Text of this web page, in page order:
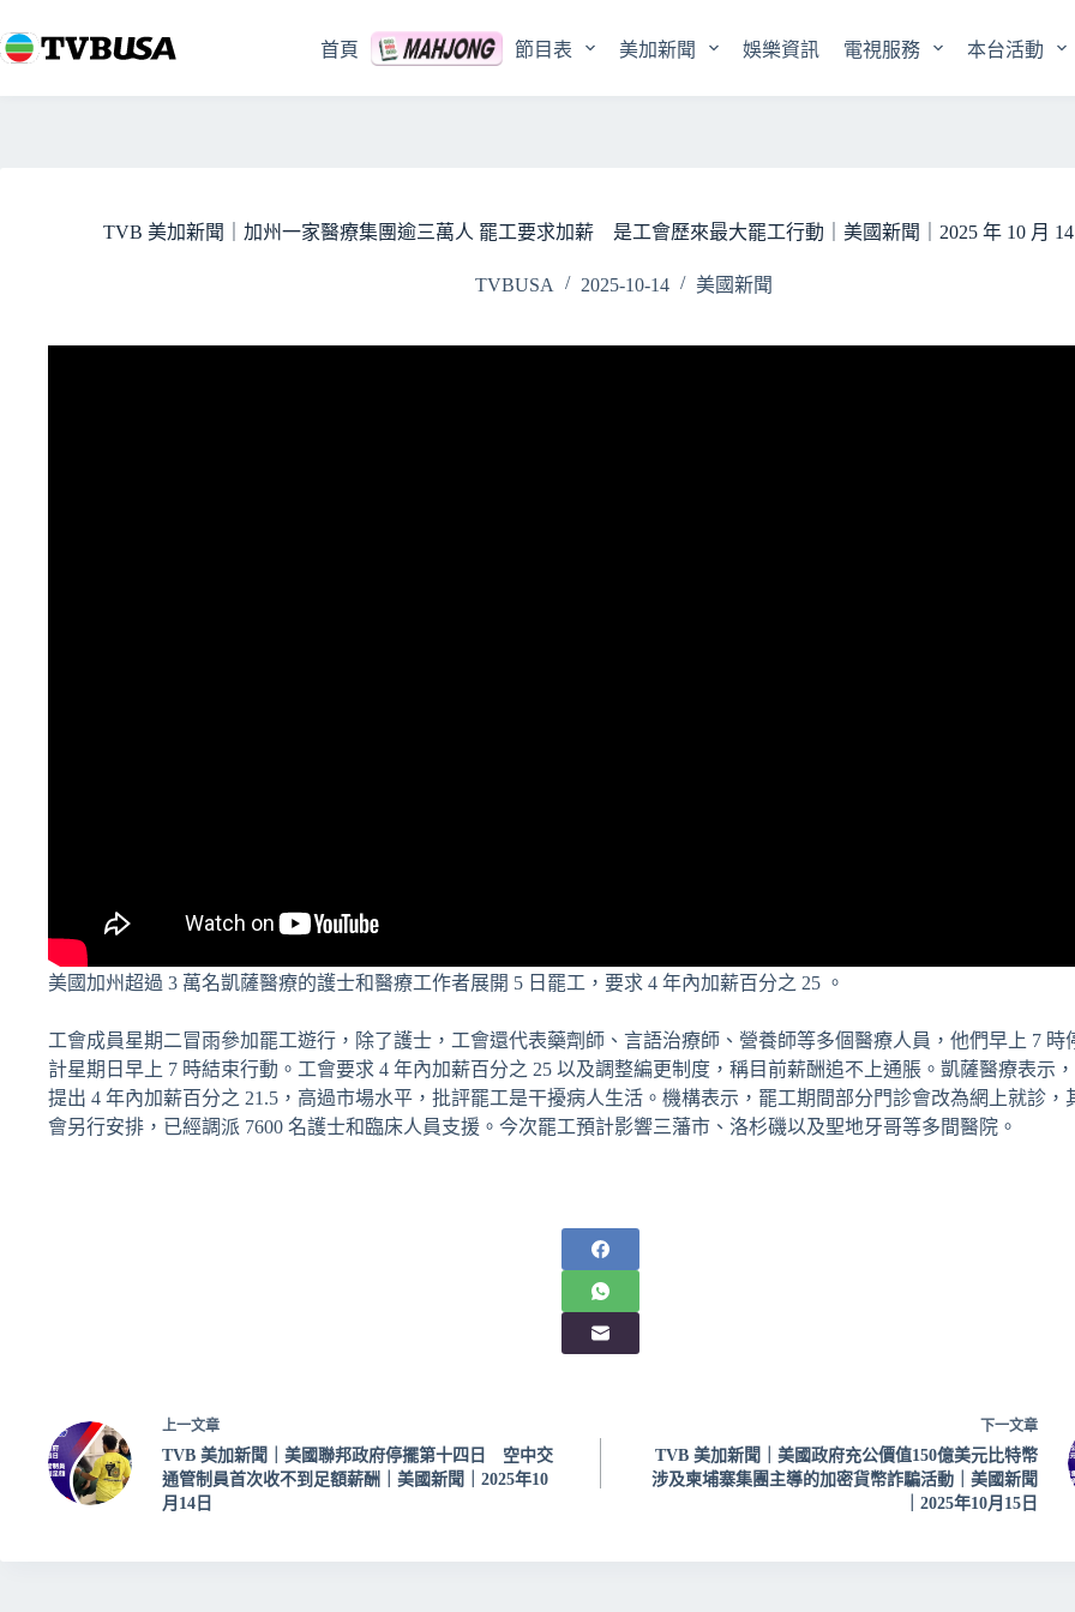
至
要
首頁 節目表 美加新聞 娛樂資訊 電視服務 本台活動
TVB 美加新聞｜加州一家醫療集團逾三萬人 罷工要求加薪 是工會歷來最大罷工行動｜美國新聞｜2025 年 10 月
TVBUSA 2025-10-14 美國新聞
美國加州超過 3 萬名凱薩醫療的護士和醫療工作者展開 5 日罷工，要求 4 年內加薪百分之 25 。
工會成員星期二冒雨參加罷工遊行，除了護士，工會還代表藥劑師、言語治療師、營養師等多個醫療人員，他們早上 7 時
計星期日早上 7 時結束行動。工會要求 4 年內加薪百分之 25 以及調整編更制度，稱目前薪酬追不上通脹。凱薩醫療表示
提出 4 年內加薪百分之 21.5，高過市場水平，批評罷工是干擾病人生活。機構表示，罷工期間部分門診會改為網上就診，
會另行安排，已經調派 7600 名護士和臨床人員支援。今次罷工預計影響三藩市、洛杉磯以及聖地牙哥等多間醫院。
上一文章
TVB 美加新聞｜美國聯邦政府停擺第十四日 空中交
通管制員首次收不到足額薪酬｜美國新聞｜2025年10
月14日
下一文章
TVB 美加新聞｜美國政府充公價值150億美元比特幣
涉及柬埔寨集團主導的加密貨幣詐騙活動｜美國新聞
｜2025年10月15日